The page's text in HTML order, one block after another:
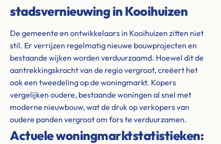
stadsvernieuwing in Kooihuizen
De gemeente en ontwikkelaars in Kooihuizen zitten niet
stil. Er verrijzen regelmatig nieuwe bouwprojecten en
bestaande wijken worden verduurzaamd. Hoewel dit de
aantrekkingskracht van de regio vergroot, creëert het
ook een tweedeling op de woningmarkt. Kopers
vergelijken oudere, bestaande woningen al snel met
moderne nieuwbouw, wat de druk op verkopers van
oudere panden vergroot om fors te verduurzamen.
Actuele woningmarktstatistieken: